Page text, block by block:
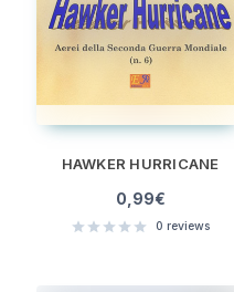
HAWKER HURRICANE
0,99€
0 reviews